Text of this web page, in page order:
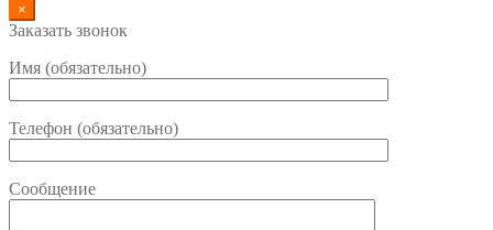
×
Заказать звонок
Имя (обязательно)
Телефон (обязательно)
Сообщение